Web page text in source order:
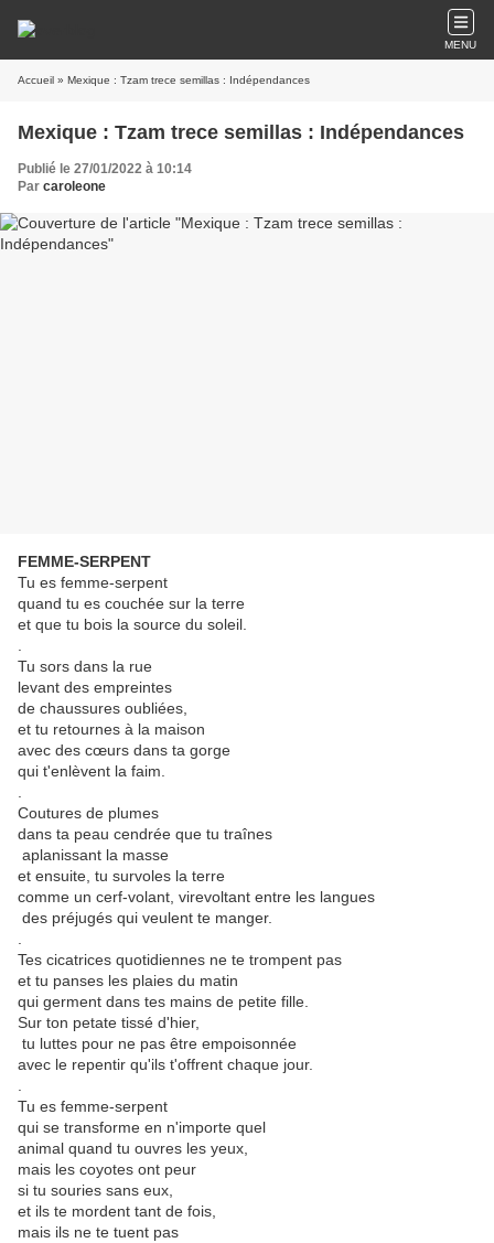
MENU
Accueil » Mexique : Tzam trece semillas : Indépendances
Mexique : Tzam trece semillas : Indépendances
Publié le 27/01/2022 à 10:14
Par caroleone
FEMME-SERPENT
Tu es femme-serpent
quand tu es couchée sur la terre
et que tu bois la source du soleil.
Tu sors dans la rue
levant des empreintes
de chaussures oubliées,
et tu retournes à la maison
avec des cœurs dans ta gorge
qui t'enlèvent la faim.
Coutures de plumes
dans ta peau cendrée que tu traînes
aplanissant la masse
et ensuite, tu survoles la terre
comme un cerf-volant, virevoltant entre les langues
des préjugés qui veulent te manger.
Tes cicatrices quotidiennes ne te trompent pas
et tu panses les plaies du matin
qui germent dans tes mains de petite fille.
Sur ton petate tissé d'hier,
tu luttes pour ne pas être empoisonnée
avec le repentir qu'ils t'offrent chaque jour.
Tu es femme-serpent
qui se transforme en n'importe quel
animal quand tu ouvres les yeux,
mais les coyotes ont peur
si tu souries sans eux,
et ils te mordent tant de fois,
mais ils ne te tuent pas